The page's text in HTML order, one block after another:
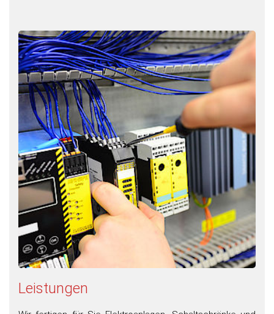
Leistungen